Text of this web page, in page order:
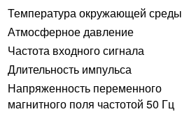
Температура окружающей среды
Атмосферное давление
Частота входного сигнала
Длительность импульса
Напряженность переменного
магнитного поля частотой 50 Гц